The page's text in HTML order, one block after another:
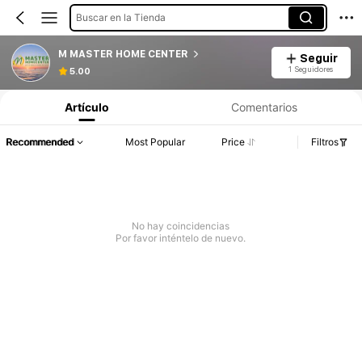
Buscar en la Tienda
M MASTER HOME CENTER
5.00
Seguir
1 Seguidores
Artículo Comentarios
Recommended Most Popular Price Filtros
No hay coincidencias
Por favor inténtelo de nuevo.